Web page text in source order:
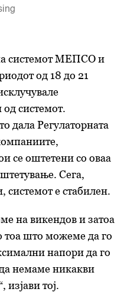
системот МЕПСО и
од 18 до 21
системот.
дала Регулаторната
се оштетени со оваа
Сега,
е стабилен.
на викендов и затоа
тоа што можеме да го
напори да го
немаме никакви
тој.